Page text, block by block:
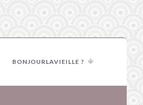
BONJOURLAVIEILLE ?